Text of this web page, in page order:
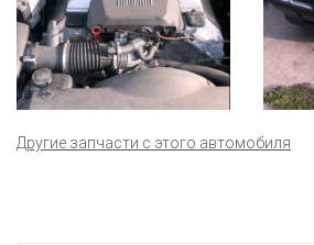
Другие запчасти с этого автомобиля